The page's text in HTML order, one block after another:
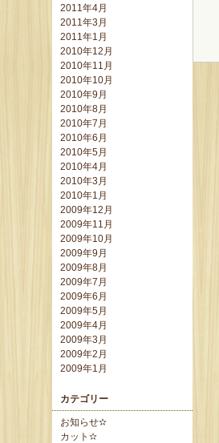
2011年4月
2011年3月
2011年1月
2010年12月
2010年11月
2010年10月
2010年9月
2010年8月
2010年7月
2010年6月
2010年5月
2010年4月
2010年3月
2010年1月
2009年12月
2009年11月
2009年10月
2009年9月
2009年8月
2009年7月
2009年6月
2009年5月
2009年4月
2009年3月
2009年2月
2009年1月
カテゴリー
お知らせ✫
カット✫